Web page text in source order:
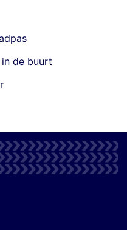
de buurt